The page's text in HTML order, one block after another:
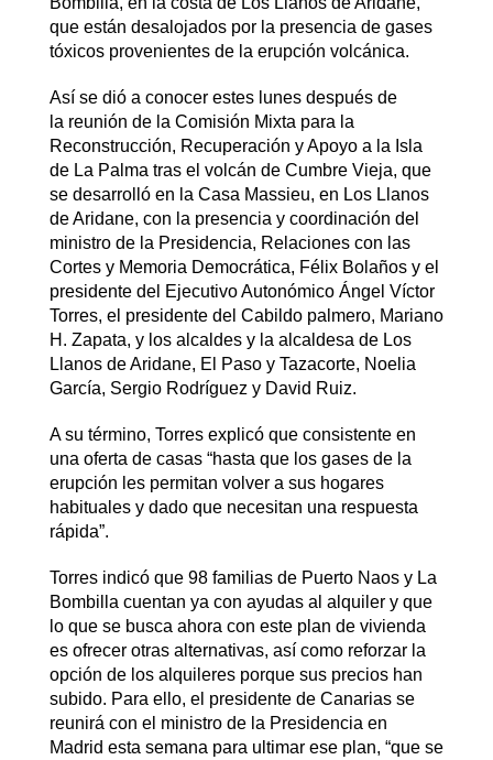
que están desalojados por la presencia de gases
tóxicos provenientes de la erupción volcánica.
Así se dió a conocer estes lunes después de
la reunión de la Comisión Mixta para la
Reconstrucción, Recuperación y Apoyo a la Isla
de La Palma tras el volcán de Cumbre Vieja, que
se desarrolló en la Casa Massieu, en Los Llanos
de Aridane, con la presencia y coordinación del
ministro de la Presidencia, Relaciones con las
Cortes y Memoria Democrática, Félix Bolaños y el
presidente del Ejecutivo Autonómico Ángel Víctor
Torres, el presidente del Cabildo palmero, Mariano
H. Zapata, y los alcaldes y la alcaldesa de Los
Llanos de Aridane, El Paso y Tazacorte, Noelia
García, Sergio Rodríguez y David Ruiz.
A su término, Torres explicó que consistente en
una oferta de casas “hasta que los gases de la
erupción les permitan volver a sus hogares
habituales y dado que necesitan una respuesta
rápida”.
Torres indicó que 98 familias de Puerto Naos y La
Bombilla cuentan ya con ayudas al alquiler y que
lo que se busca ahora con este plan de vivienda
es ofrecer otras alternativas, así como reforzar la
opción de los alquileres porque sus precios han
subido. Para ello, el presidente de Canarias se
reunirá con el ministro de la Presidencia en
Madrid esta semana para ultimar ese plan, “que se